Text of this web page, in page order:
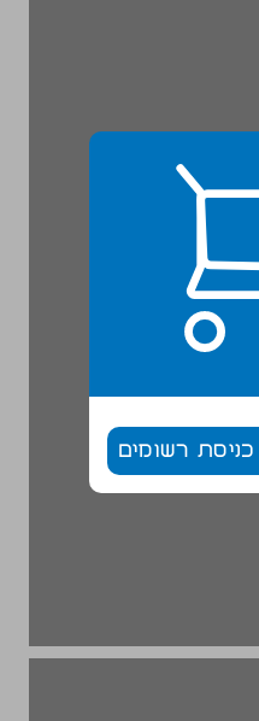
כניסת רשומים